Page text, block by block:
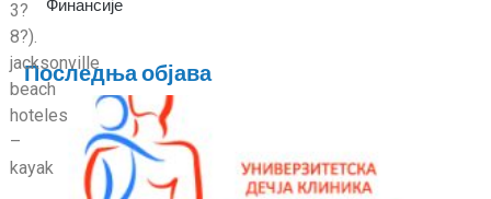
3?
8?).
jacksonville
beach
hoteles
–
kayak
Финансије
Последња објава